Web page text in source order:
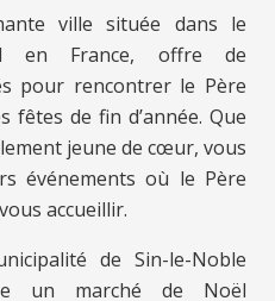
ville située dans le
en France, offre de
pour rencontrer le Père
fêtes de fin d’année. Que
jeune de cœur, vous
événements où le Père
accueillir.
de Sin-le-Noble
un marché de Noël